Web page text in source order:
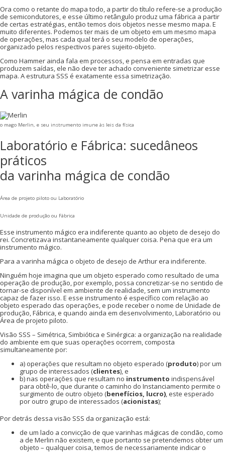
Ora como o retante do mapa todo, a partir do título refere-se a produção
de semicondutores, e esse último retângulo produz uma fábrica a partir
de certas estratégias, então temos dois objetos nesse mesmo mapa. E
muito diferentes. Podemos ter mais de um objeto em um mesmo mapa
de operações, mas cada qual terá o seu modelo de operações,
organizado pelos respectivos pares sujeito-objeto.
Como Hammer ainda fala em processos, e pensa em entradas que
produzem saídas, ele não deve ter achado conveniente simetrizar esse
mapa. A estrutura SSS é exatamente essa simetrização.
A varinha mágica de condão
o mago Merlin, e seu instrumento imune às leis da física
Laboratório e Fábrica: sucedâneos
práticos
da varinha mágica de condão
Área de projeto piloto ou Laboratório
Unidade de produção ou Fábrica
Esse instrumento mágico era indiferente quanto ao objeto de desejo do
rei. Concretizava instantaneamente qualquer coisa. Pena que era um
instrumento mágico.
Para a varinha mágica o objeto de desejo de Arthur era indiferente.
Ninguém hoje imagina que um objeto esperado como resultado de uma
operação de produção, por exemplo, possa concretizar-se no sentido de
tornar-se disponível em ambiente de realidade, sem um instrumento
capaz de fazer isso. E esse instrumento é específico com relação ao
objeto esperado das operações, e pode receber o nome de Unidade de
produção, Fábrica, e quando ainda em desenvolvimento, Laboratório ou
Área de projeto piloto.
Visão SSS – Simétrica, Simbiótica e Sinérgica: a organização na realidade
do ambiente em que suas operações ocorrem, composta
simultaneamente por:
a) operações que resultam no objeto esperado (produto) por um
grupo de interessados (clientes), e
b) nas operações que resultam no instrumento indispensável
para obtê-lo, que durante o caminho do Instanciamento permite o
surgimento de outro objeto (benefícios, lucro) , este esperado
por outro grupo de interessados (acionistas);
Por detrás dessa visão SSS da organização está:
de um lado a convicção de que varinhas mágicas de condão, como
a de Merlin não existem, e que portanto se pretendemos obter um
objeto – qualquer coisa, temos de necessariamente indicar o